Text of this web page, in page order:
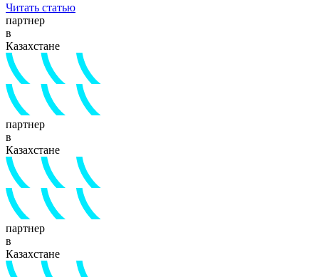
Читать статью
партнер
в
Казахстане
партнер
в
Казахстане
партнер
в
Казахстане